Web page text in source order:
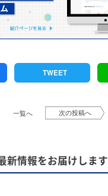
TWEET
一覧へ 次の投稿へ
新情報をお届けします